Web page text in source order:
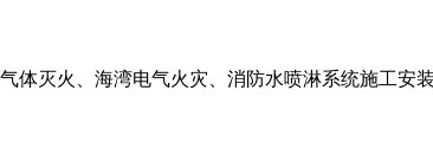
灭火、海湾电气火灾、消防水喷淋系统施工安装